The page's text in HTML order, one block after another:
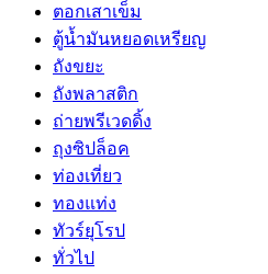
ตอกเสาเข็ม
ตู้น้ำมันหยอดเหรียญ
ถังขยะ
ถังพลาสติก
ถ่ายพรีเวดดิ้ง
ถุงซิปล็อค
ท่องเที่ยว
ทองแท่ง
ทัวร์ยุโรป
ทั่วไป